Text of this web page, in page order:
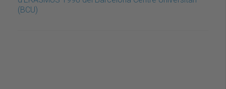
(BCU)